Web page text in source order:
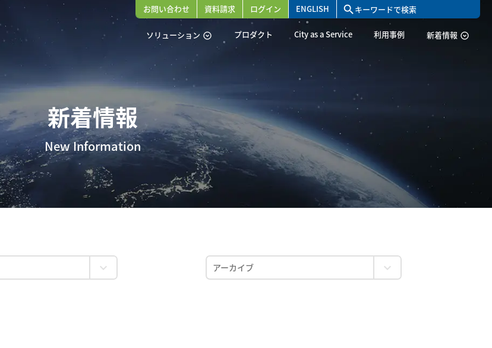
ソリューション expand_circle_down プロダクト City as a Service 利用事例 新着情報 expand_circle_down
お問い合わせ 資料請求 ログイン ENGLISH search
新着情報
New Information